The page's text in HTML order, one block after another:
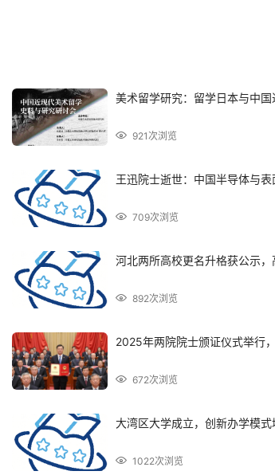
美术留学研究：留学日本与中国
921次浏览
王迅院士逝世：中国半导体与
709次浏览
河北两所高校更名升格获公示，
892次浏览
2025年两院院士颁证仪式举行
672次浏览
大湾区大学成立，创新办学模
1022次浏览